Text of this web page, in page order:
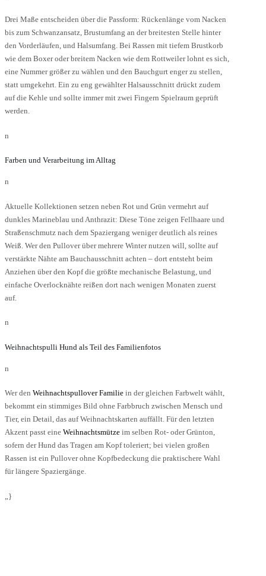
Drei Maße entscheiden über die Passform: Rückenlänge vom Nacken
bis zum Schwanzansatz, Brustumfang an der breitesten Stelle hinter
den Vorderläufen, und Halsumfang. Bei Rassen mit tiefem Brustkorb
wie dem Boxer oder breitem Nacken wie dem Rottweiler lohnt es sich,
eine Nummer größer zu wählen und den Bauchgurt enger zu stellen,
statt umgekehrt. Ein zu eng gewählter Halsausschnitt drückt zudem
auf die Kehle und sollte immer mit zwei Fingern Spielraum geprüft
werden.
n
Farben und Verarbeitung im Alltag
n
Aktuelle Kollektionen setzen neben Rot und Grün vermehrt auf
dunkles Marineblau und Anthrazit: Diese Töne zeigen Fellhaare und
Straßenschmutz nach dem Spaziergang weniger deutlich als reines
Weiß. Wer den Pullover über mehrere Winter nutzen will, sollte auf
verstärkte Nähte am Bauchausschnitt achten – dort entsteht beim
Anziehen über den Kopf die größte mechanische Belastung, und
einfache Overlocknähte reißen dort nach wenigen Monaten zuerst
auf.
n
Weihnachtspulli Hund als Teil des Familienfotos
n
Wer den Weihnachtspullover Familie in der gleichen Farbwelt wählt,
bekommt ein stimmiges Bild ohne Farbbruch zwischen Mensch und
Tier, ein Detail, das auf Weihnachtskarten auffällt. Für den letzten
Akzent passt eine Weihnachtsmütze im selben Rot- oder Grünton,
sofern der Hund das Tragen am Kopf toleriert; bei vielen großen
Rassen ist ein Pullover ohne Kopfbedeckung die praktischere Wahl
für längere Spaziergänge.
„}